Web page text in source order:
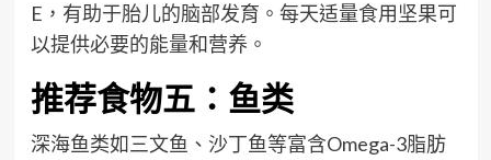
E，有助于胎儿的脑部发育。每天适量食用坚果可
以提供必要的能量和营养。
推荐食物五：鱼类
深海鱼类如三文鱼、沙丁鱼等富含Omega-3脂肪